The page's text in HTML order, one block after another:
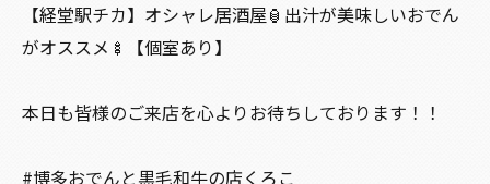
【経堂駅チカ】オシャレ居酒屋🏮出汁が美味しいおでん
がオススメ🍢【個室あり】
本日も皆様のご来店を心よりお待ちしております！！
#博多おでんと黒毛和牛の店くろこ